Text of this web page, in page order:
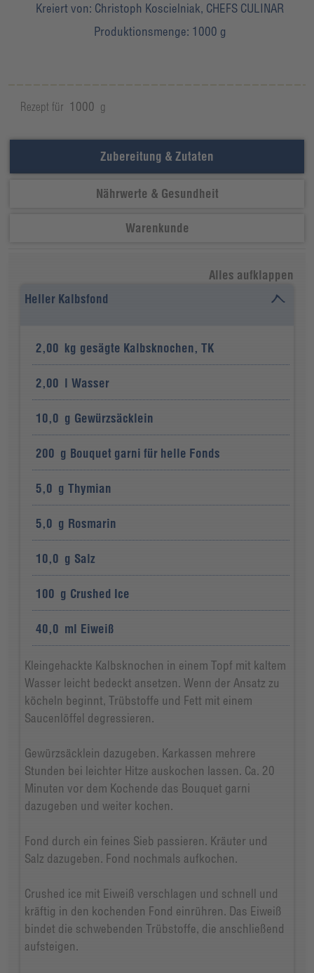
Kreiert von: Christoph Koscielniak, CHEFS CULINAR
Produktionsmenge: 1000 g
Rezept für 1000 g
Zubereitung & Zutaten
Nährwerte & Gesundheit
Warenkunde
Alles aufklappen
Heller Kalbsfond
2,00 kg gesägte Kalbsknochen, TK
2,00 l Wasser
10,0 g Gewürzsäcklein
200 g Bouquet garni für helle Fonds
5,0 g Thymian
5,0 g Rosmarin
10,0 g Salz
100 g Crushed Ice
40,0 ml Eiweiß
Kleingehackte Kalbsknochen in einem Topf mit kaltem
Wasser leicht bedeckt ansetzen. Wenn der Ansatz zu
köcheln beginnt, Trübstoffe und Fett mit einem
Saucenlöffel degressieren.
Gewürzsäcklein dazugeben. Karkassen mehrere
Stunden bei leichter Hitze auskochen lassen. Ca. 20
Minuten vor dem Kochende das Bouquet garni
dazugeben und weiter kochen.
Fond durch ein feines Sieb passieren. Kräuter und
Salz dazugeben. Fond nochmals aufkochen.
Crushed ice mit Eiweiß verschlagen und schnell und
kräftig in den kochenden Fond einrühren. Das Eiweiß
bindet die schwebenden Trübstoffe, die anschließend
aufsteigen.